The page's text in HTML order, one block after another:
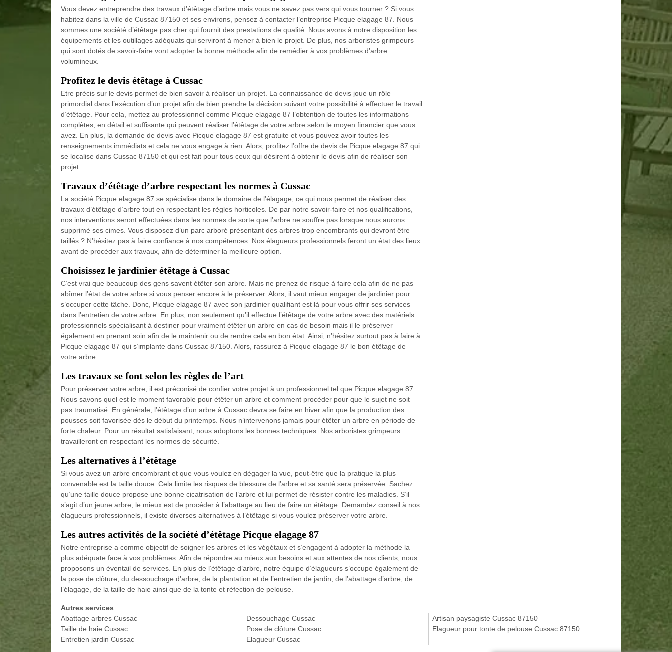
Vous devez entreprendre des travaux d’étêtage d’arbre mais vous ne savez pas vers qui vous tourner ? Si vous
habitez dans la ville de Cussac 87150 et ses environs, pensez à contacter l’entreprise Picque elagage 87. Nous
sommes une société d’étêtage pas cher qui fournit des prestations de qualité. Nous avons à notre disposition les
équipements et les outillages adéquats qui serviront à mener à bien le projet. De plus, nos arboristes grimpeurs
qui sont dotés de savoir-faire vont adopter la bonne méthode afin de remédier à vos problèmes d’arbre
volumineux.
Profitez le devis étêtage à Cussac
Etre précis sur le devis permet de bien savoir à réaliser un projet. La connaissance de devis joue un rôle
primordial dans l’exécution d’un projet afin de bien prendre la décision suivant votre possibilité à effectuer le travail
d’étêtage. Pour cela, mettez au professionnel comme Picque elagage 87 l’obtention de toutes les informations
complètes, en détail et suffisante qui peuvent réaliser l’étêtage de votre arbre selon le moyen financier que vous
avez. En plus, la demande de devis avec Picque elagage 87 est gratuite et vous pouvez avoir toutes les
renseignements immédiats et cela ne vous engage à rien. Alors, profitez l’offre de devis de Picque elagage 87 qui
se localise dans Cussac 87150 et qui est fait pour tous ceux qui désirent à obtenir le devis afin de réaliser son
projet.
Travaux d’étêtage d’arbre respectant les normes à Cussac
La société Picque elagage 87 se spécialise dans le domaine de l’élagage, ce qui nous permet de réaliser des
travaux d’étêtage d’arbre tout en respectant les règles horticoles. De par notre savoir-faire et nos qualifications,
nos interventions seront effectuées dans les normes de sorte que l’arbre ne souffre pas lorsque nous aurons
supprimé ses cimes. Vous disposez d’un parc arboré présentant des arbres trop encombrants qui devront être
taillés ? N’hésitez pas à faire confiance à nos compétences. Nos élagueurs professionnels feront un état des lieux
avant de procéder aux travaux, afin de déterminer la meilleure option.
Choisissez le jardinier étêtage à Cussac
C’est vrai que beaucoup des gens savent étêter son arbre. Mais ne prenez de risque à faire cela afin de ne pas
abîmer l’état de votre arbre si vous penser encore à le préserver. Alors, il vaut mieux engager de jardinier pour
s’occuper cette tâche. Donc, Picque elagage 87 avec son jardinier qualifiant est là pour vous offrir ses services
dans l’entretien de votre arbre. En plus, non seulement qu’il effectue l’étêtage de votre arbre avec des matériels
professionnels spécialisant à destiner pour vraiment étêter un arbre en cas de besoin mais il le préserver
également en prenant soin afin de le maintenir ou de rendre cela en bon état. Ainsi, n’hésitez surtout pas à faire à
Picque elagage 87 qui s’implante dans Cussac 87150. Alors, rassurez à Picque elagage 87 le bon étêtage de
votre arbre.
Les travaux se font selon les règles de l’art
Pour préserver votre arbre, il est préconisé de confier votre projet à un professionnel tel que Picque elagage 87.
Nous savons quel est le moment favorable pour étêter un arbre et comment procéder pour que le sujet ne soit
pas traumatisé. En générale, l’étêtage d’un arbre à Cussac devra se faire en hiver afin que la production des
pousses soit favorisée dès le début du printemps. Nous n’intervenons jamais pour étêter un arbre en période de
forte chaleur. Pour un résultat satisfaisant, nous adoptons les bonnes techniques. Nos arboristes grimpeurs
travailleront en respectant les normes de sécurité.
Les alternatives à l’étêtage
Si vous avez un arbre encombrant et que vous voulez en dégager la vue, peut-être que la pratique la plus
convenable est la taille douce. Cela limite les risques de blessure de l’arbre et sa santé sera préservée. Sachez
qu’une taille douce propose une bonne cicatrisation de l’arbre et lui permet de résister contre les maladies. S’il
s’agit d’un jeune arbre, le mieux est de procéder à l’abattage au lieu de faire un étêtage. Demandez conseil à nos
élagueurs professionnels, il existe diverses alternatives à l’étêtage si vous voulez préserver votre arbre.
Les autres activités de la société d’étêtage Picque elagage 87
Notre entreprise a comme objectif de soigner les arbres et les végétaux et s’engagent à adopter la méthode la
plus adéquate face à vos problèmes. Afin de répondre au mieux aux besoins et aux attentes de nos clients, nous
proposons un éventail de services. En plus de l’étêtage d’arbre, notre équipe d’élagueurs s’occupe également de
la pose de clôture, du dessouchage d’arbre, de la plantation et de l’entretien de jardin, de l’abattage d’arbre, de
l’élagage, de la taille de haie ainsi que de la tonte et réfection de pelouse.
Autres services
Abattage arbres Cussac
Taille de haie Cussac
Entretien jardin Cussac
Dessouchage Cussac
Pose de clôture Cussac
Elagueur Cussac
Artisan paysagiste Cussac 87150
Elagueur pour tonte de pelouse Cussac 87150